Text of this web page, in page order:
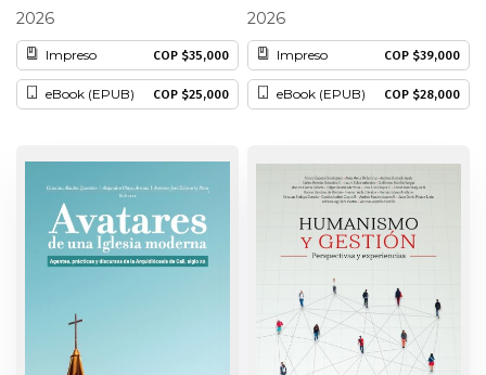
Diseño
Economía
Estudios culturales
Estudios editoriales
Estudios regionales
2026
Impreso COP $35,000
eBook (EPUB) COP $25,000
2026
Impreso COP $39,000
eBook (EPUB) COP $28,000